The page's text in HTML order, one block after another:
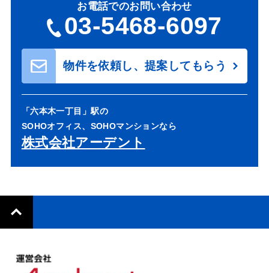
お電話でのお問い合わせ
03-5468-6097
物件を依頼し、提案してもらう
「六本木一丁目」駅の
SOHOオフィス、SOHOマンションなら
株式会社アーデント